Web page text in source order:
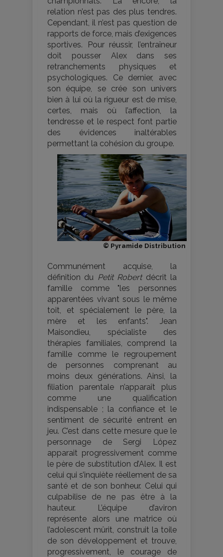
relation n’est pas des plus tendres.
Cependant, il n’est pas question de
rapports de force, mais d’exigences
sportives. Pour réussir, l’entraîneur
doit pousser Alex dans ses
retranchements physiques et
psychologiques. Ce dernier, avec
son équipe, se crée son univers
bien à lui où la rigueur est de mise,
certes, mais où l’affection, la
tendresse et le respect font partie
des évidences inaltérables
permettant la cohésion du groupe.
© Pyramide Distribution
Communément acquise, la
définition du Petit Robertdécrit la
famille comme "les personnes
apparentées vivant sous le même
toit, et spécialement le père, la
mère et les enfants". Jean
Maisondieu, spécialiste des
thérapies familiales, comprend la
famille comme le regroupement
de personnes comprenant au
moins deux générations. Ainsi, la
filiation parentale n’apparaît plus
comme une qualification
indispensable ; la confiance et le
sentiment de sécurité entrent en
jeu. C’est dans cette mesure que le
personnage de Sergi López
apparait progressivement comme
le père de substitution d’Alex. Il est
celui qui s’inquiète réellement de sa
santé et de son bonheur. Celui qui
culpabilise de ne pas être à la
hauteur. L’équipe d’aviron
représente alors une matrice où
l’adolescent mûrit, construit la toile
de son développement et trouve,
progressivement, le courage de